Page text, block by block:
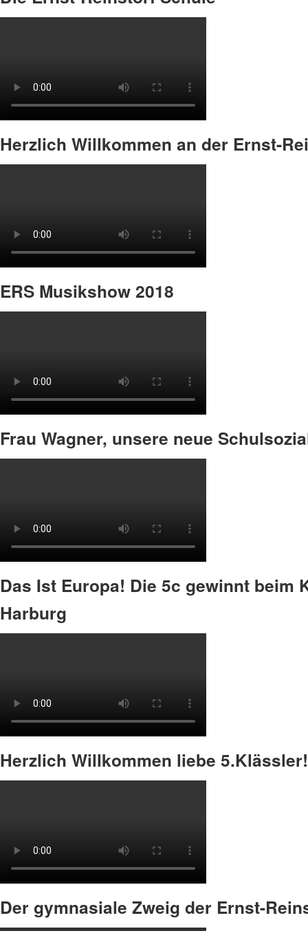
Herzlich Willkommen an der Ernst-
ERS Musikshow 2018
Frau Wagner, unsere neue
Das Ist Europa! Die 5c gewinnt
Harburg
Herzlich Willkommen liebe 5.Klässler!
Der gymnasiale Zweig der Ernst-